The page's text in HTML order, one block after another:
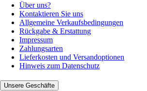
Über uns?
Kontaktieren Sie uns
Allgemeine Verkaufsbedingungen
Rückgabe & Erstattung
Impressum
Zahlungsarten
Lieferkosten und Versandoptionen
Hinweis zum Datenschutz
Unsere Geschäfte